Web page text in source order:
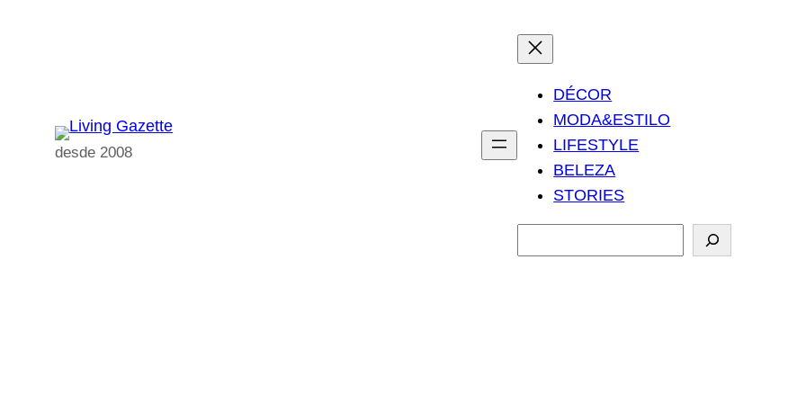
desde 2008
DÉCOR
MODA&ESTILO
LIFESTYLE
BELEZA
STORIES
e